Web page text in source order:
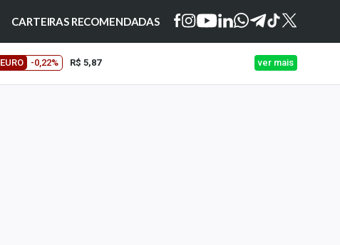
CARTEIRAS RECOMENDADAS
EURO -0,22% R$ 5,87 ver mais